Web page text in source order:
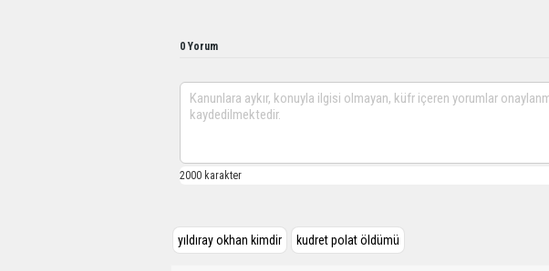
0 Yorum
yıldıray okhan kimdir kudret polat öldümü